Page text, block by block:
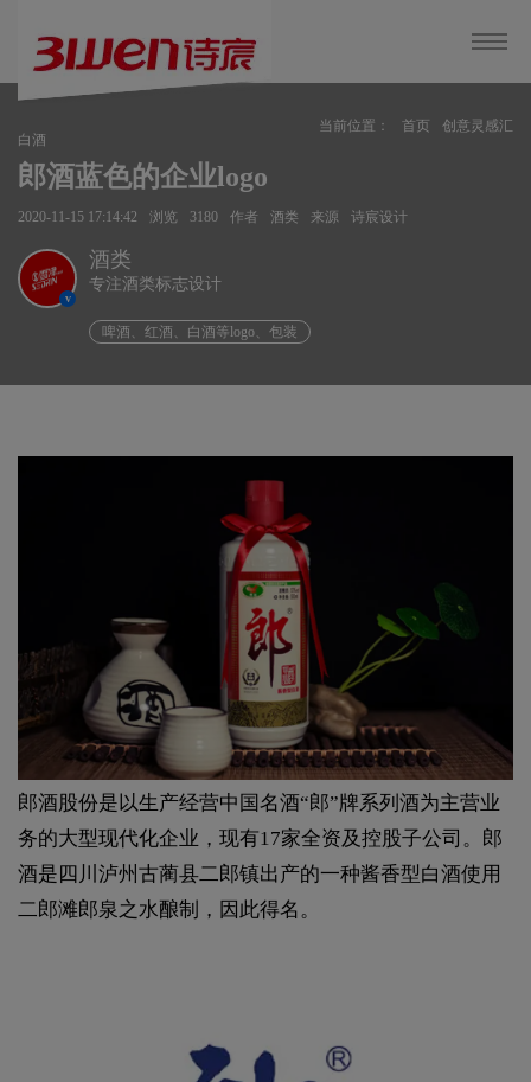
当前位置： 首页
创意灵感汇
白酒
郎酒蓝色的企业logo
2020-11-15 17:14:42 浏览 3180 作者 酒类 来源 诗宸设计
v
酒类
专注酒类标志设计
啤酒、红酒、白酒等logo、包装
郎酒股份是以生产经营中国名酒“郎”牌系列酒为主营业
务的大型现代化企业，现有17家全资及控股子公司。郎
酒是四川泸州古蔺县二郎镇出产的一种酱香型白酒使用
二郎滩郎泉之水酿制，因此得名。